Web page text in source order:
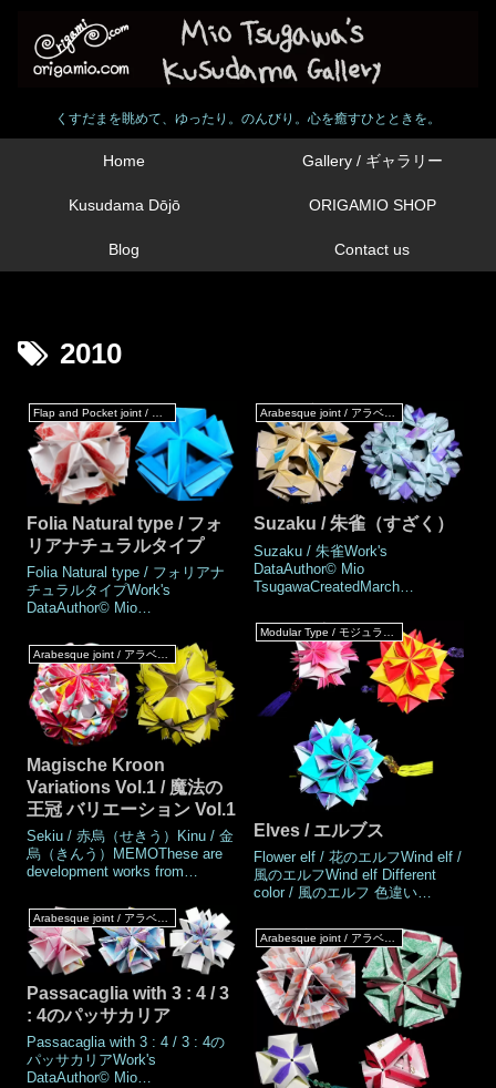
くすだまを眺めて、ゆったり。のんびり。心を癒すひとときを。
Home Gallery / ギャラリー
Kusudama Dōjō ORIGAMIO SHOP
Blog Contact us
2010
Folia Natural type / フォ
リアナチュラルタイプ
Folia Natural type / フォリアナ
チュラルタイプWork's
DataAuthor© Mio
2010MadeDecember
2010DrawingJuly 2026Number
of parts30 piecesPaper
size7.5cm(Square paper)Joining
materialsNot use (Not
glued)Joining methodFlap and
Pocket joint
Suzaku / 朱雀（すざく）
Suzaku / 朱雀Work's
DataAuthor© Mio
TsugawaCreatedMarch
2010DrawingFebruary
2026Number of parts30
piecesPaper size7.5 × 15 cm
(Half-square paper)Joining
materialsNot use (Not
glued)Joining methodArabesque
jointSuzaku Variation /
Elves / エルブス
Flower elf / 花のエルフWind elf /
風のエルフWind elf Different
color / 風のエルフ 色違い
variations of Bloom ver.4petals,
created 2010. They are made
with paper with a 1:4
ratio.Adhesive is used for
assembly. ブルーム ver.4花弁の
バリエーションです。1:4 の比
Magische Kroon
Variations Vol.1 / 魔法の
王冠 バリエーション Vol.1
Sekiu / 赤烏（せきう）Kinu / 金
烏（きんう）MEMOThese are
development works from
type assembled without
glue.The works are used 1:4
ratio paper. The connecting
method is Arabesque-joint, the
fold to lock can be made the
both
Passacaglia with 3 : 4 / 3
: 4のパッサカリア
Passacaglia with 3 : 4 / 3 : 4の
パッサカリアWork's
DataAuthor© Mio
Arabesque joint / アラベスクジョイント